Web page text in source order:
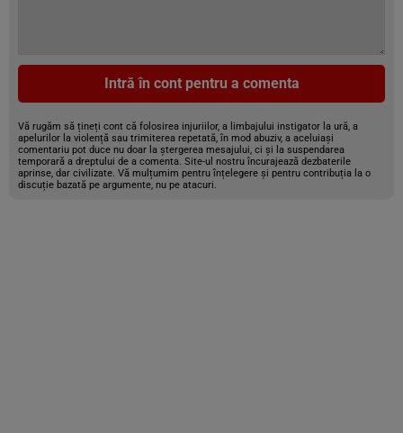
Intră în cont pentru a comenta
Vă rugăm să țineți cont că folosirea injuriilor, a limbajului instigator la ură, a
apelurilor la violență sau trimiterea repetată, în mod abuziv, a aceluiași
comentariu pot duce nu doar la ștergerea mesajului, ci și la suspendarea
temporară a dreptului de a comenta. Site-ul nostru încurajează dezbaterile
aprinse, dar civilizate. Vă mulțumim pentru înțelegere și pentru contribuția la o
discuție bazată pe argumente, nu pe atacuri.